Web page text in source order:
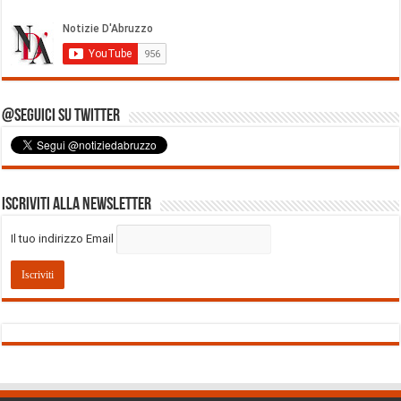
@Seguici su Twitter
Iscriviti alla Newsletter
Il tuo indirizzo Email